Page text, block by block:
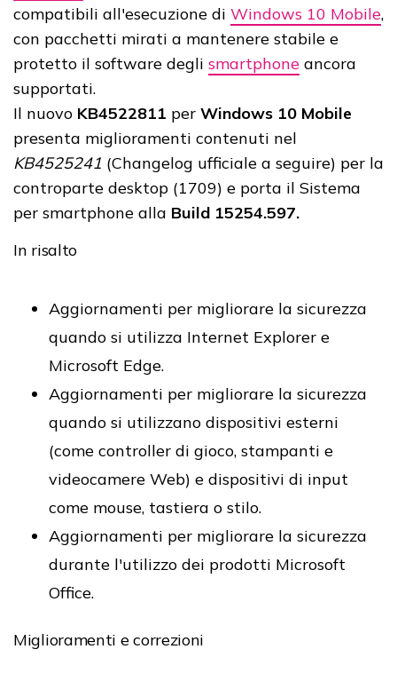
compatibili all'esecuzione di Windows 10 Mobile,
con pacchetti mirati a mantenere stabile e
protetto il software degli smartphone ancora
supportati.
Il nuovo KB4522811 per Windows 10 Mobile
presenta miglioramenti contenuti nel
KB4525241 (Changelog ufficiale a seguire) per la
controparte desktop (1709) e porta il Sistema
per smartphone alla Build 15254.597.
In risalto
Aggiornamenti per migliorare la sicurezza
quando si utilizza Internet Explorer e
Microsoft Edge.
Aggiornamenti per migliorare la sicurezza
quando si utilizzano dispositivi esterni
(come controller di gioco, stampanti e
videocamere Web) e dispositivi di input
come mouse, tastiera o stilo.
Aggiornamenti per migliorare la sicurezza
durante l'utilizzo dei prodotti Microsoft
Office.
Miglioramenti e correzioni